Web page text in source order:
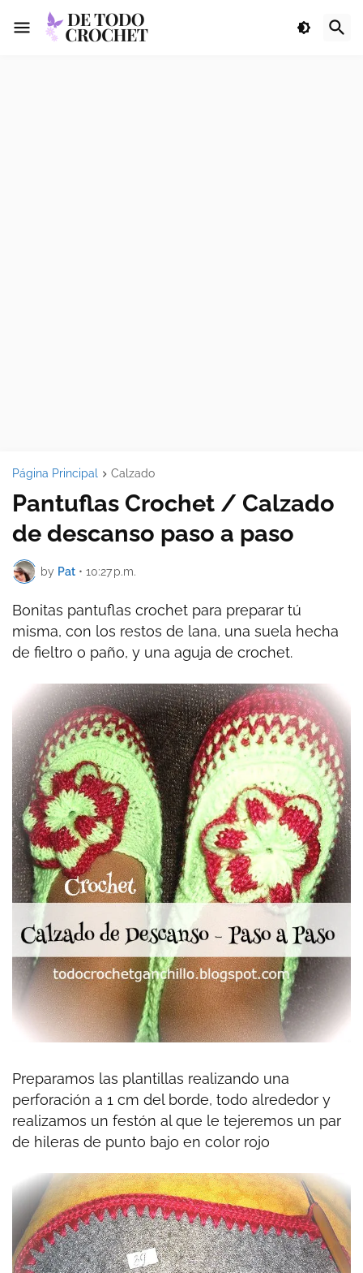
Página Principal Calzado
Pantuflas Crochet / Calzado
de descanso paso a paso
by Pat • 10:27 p.m.
Bonitas pantuflas crochet para preparar tú
misma, con los restos de lana, una suela hecha
de fieltro o paño, y una aguja de crochet.
Preparamos las plantillas realizando una
perforación a 1 cm del borde, todo alrededor y
realizamos un festón al que le tejeremos un par
de hileras de punto bajo en color rojo